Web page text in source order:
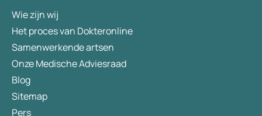
Wie zijn wij
Het proces van Dokteronline
Samenwerkende artsen
Onze Medische Adviesraad
Blog
Sitemap
Pers